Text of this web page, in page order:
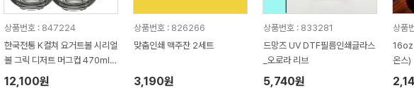
상품번호 : 847224
한국전통 K컬쳐 요거트볼 시리얼
볼 그릭 디저트 머그컵 470ml 2
P 기프팅
12,100원
상품번호 : 826266
맞춤인쇄 맥주잔 2세트
3,190원
상품번호 : 833281
드망즈 UV DTF필름인쇄글라스
_오로라 리브
5,740원
상품
16oz
온스)